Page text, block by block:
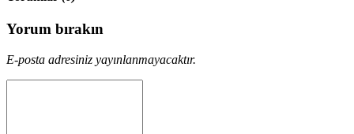
Yorum bırakın
E-posta adresiniz yayınlanmayacaktır.